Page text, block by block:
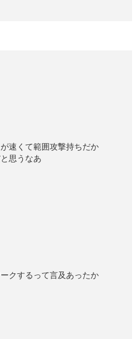
速くて範囲攻撃持ちだか
思うなあ
クするって言及あったか